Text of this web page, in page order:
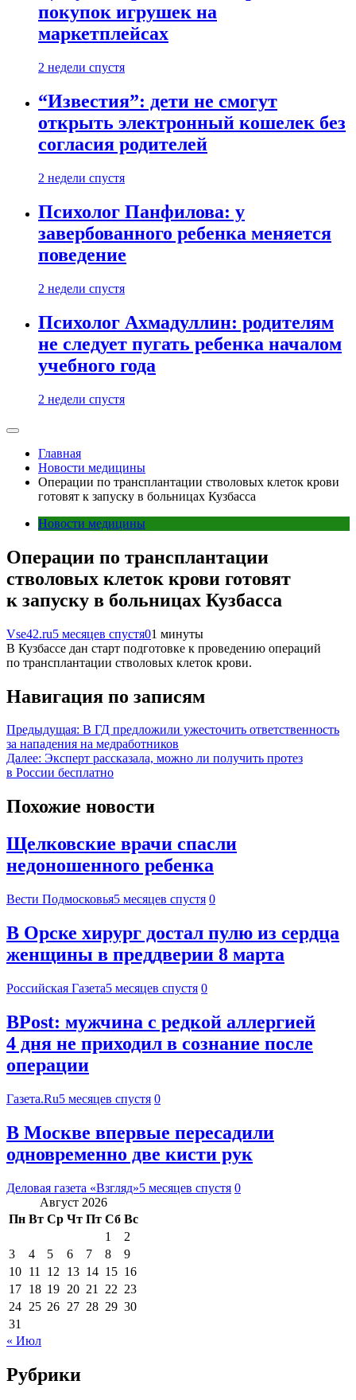
покупок игрушек на
маркетплейсах
2 недели спустя
“Известия”: дети не смогут
открыть электронный кошелек без
согласия родителей
2 недели спустя
Психолог Панфилова: у
завербованного ребенка меняется
поведение
2 недели спустя
Психолог Ахмадуллин: родителям
не следует пугать ребенка началом
учебного года
2 недели спустя
Главная
Новости медицины
Операции по трансплантации стволовых клеток крови
готовят к запуску в больницах Кузбасса
Новости медицины
Операции по трансплантации
стволовых клеток крови готовят
к запуску в больницах Кузбасса
Vse42.ru5 месяцев спустя01 минуты
В Кузбассе дан старт подготовке к проведению операций
по трансплантации стволовых клеток крови.
Навигация по записям
Предыдущая: В ГД предложили ужесточить ответственность
за нападения на медработников
Далее: Эксперт рассказала, можно ли получить протез
в России бесплатно
Похожие новости
Щелковские врачи спасли
недоношенного ребенка
Вести Подмосковья5 месяцев спустя 0
В Орске хирург достал пулю из сердца
женщины в преддверии 8 марта
Российская Газета5 месяцев спустя 0
BPost: мужчина с редкой аллергией
4 дня не приходил в сознание после
операции
Газета.Ru5 месяцев спустя 0
В Москве впервые пересадили
одновременно две кисти рук
Деловая газета «Взгляд»5 месяцев спустя 0
Август 2026
Пн Вт Ср Чт Пт Сб Вс
1
2
3
4 5 6 7 8
9
10 11 12 13 14 15 16
17 18 19 20 21 22 23
24 25 26 27 28 29 30
31
« Июл
Рубрики